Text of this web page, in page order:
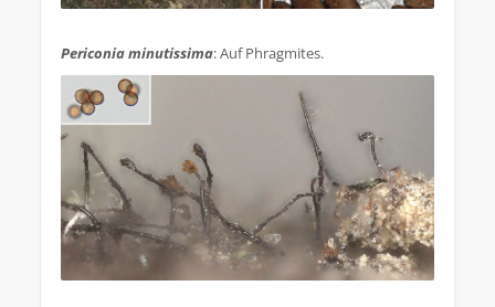
Periconia minutissima: Auf Phragmites.